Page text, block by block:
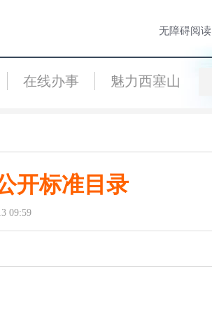
无障碍阅读
在线办事 魅力西塞山
开标准目录
09:59